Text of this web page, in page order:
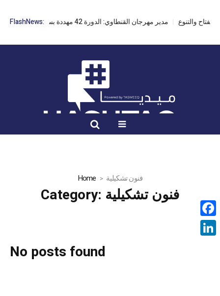
FlashNews: مدير مهرجان القنطاوي: الدورة 42 مهددة بسبب تأخر التراخيص
Home فنون تشكيلية
Category: فنون تشكيلية
No posts found